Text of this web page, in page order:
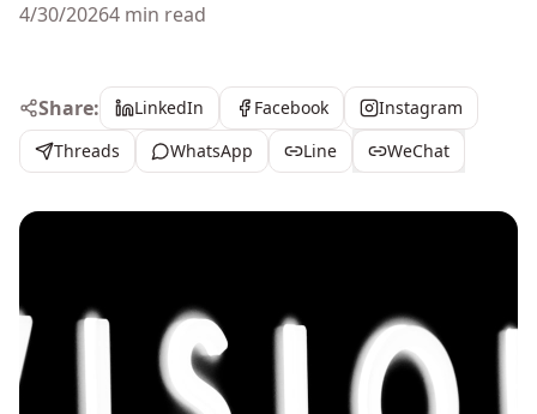
4/30/20264 min read
Share: LinkedIn Facebook
Instagram
Threads
WhatsApp Line WeChat